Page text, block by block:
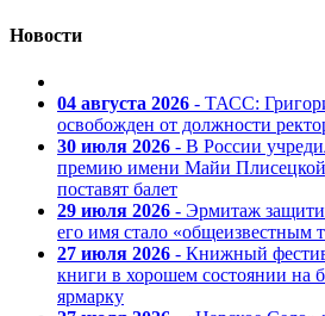
Новости
04 августа 2026 - ТАСС:
освобожден от должности
30 июля 2026 - В России
премию имени Майи Плисецкой,
поставят балет
29 июля 2026 - Эрмитаж
его имя стало «общеизвестным
27 июля 2026 - Книжный
книги в хорошем состоянии на
ярмарку